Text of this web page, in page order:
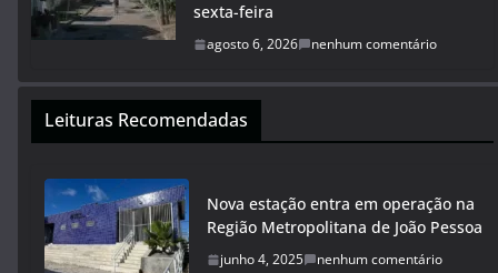
sexta-feira
agosto 6, 2026 nenhum comentário
Leituras Recomendadas
Nova estação entra em operação na
Região Metropolitana de João Pessoa
junho 4, 2025 nenhum comentário